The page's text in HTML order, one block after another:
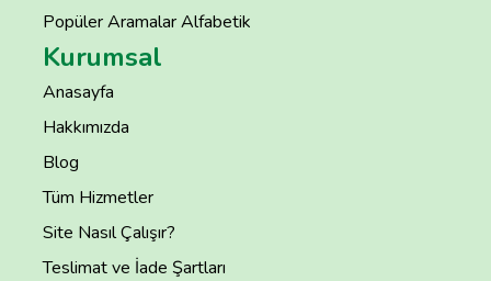
Popüler Aramalar Alfabetik
Kurumsal
Anasayfa
Hakkımızda
Blog
Tüm Hizmetler
Site Nasıl Çalışır?
Teslimat ve İade Şartları